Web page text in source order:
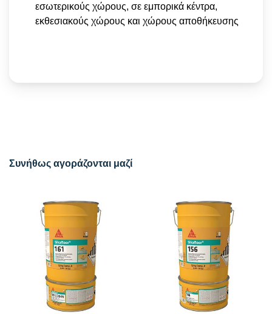
εσωτερικούς χώρους, σε εμπορικά κέντρα,
εκθεσιακούς χώρους και χώρους αποθήκευσης
Συνήθως αγοράζονται μαζί